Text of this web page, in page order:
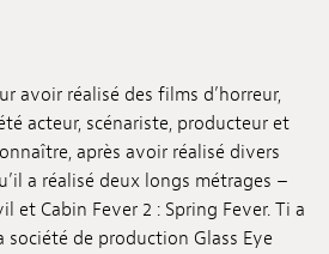
avoir réalisé des films d’horreur,
acteur, scénariste, producteur et
après avoir réalisé divers
a réalisé deux longs métrages –
et Cabin Fever 2 : Spring Fever. Ti a
société de production Glass Eye